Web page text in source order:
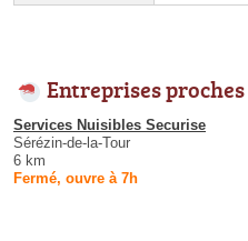
Entreprises proches
Services Nuisibles Securise
Sérézin-de-la-Tour
6 km
Fermé, ouvre à 7h